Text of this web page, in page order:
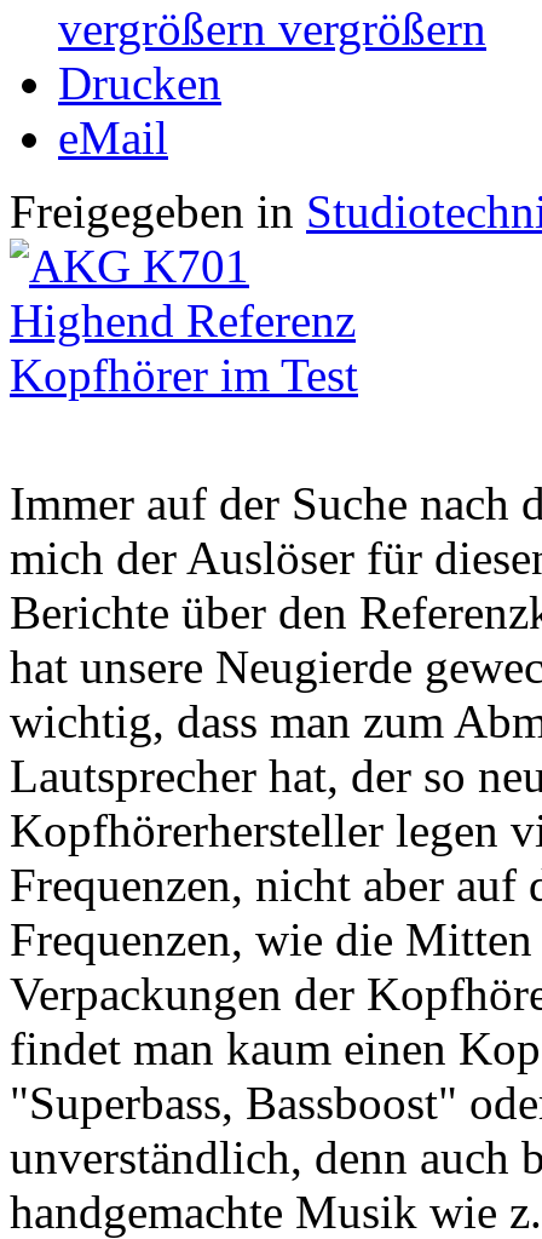
vergrößern
Drucken
eMail
Freigegeben in
Immer auf der Suche nach
mich der Auslöser für
Berichte über den
hat unsere Neugierde
wichtig, dass man zum
Lautsprecher hat, der so
Kopfhörerhersteller legen
Frequenzen, nicht aber
Frequenzen, wie die
Verpackungen der
findet man kaum einen
"Superbass, Bassboost"
unverständlich, denn auch
handgemachte Musik wie